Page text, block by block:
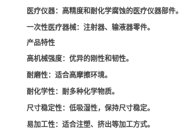
医疗仪器：高精度和耐化学腐蚀的医疗仪器部件。
一次性医疗器械：注射器、输液器零件。
产品特性
高机械强度：优异的刚性和韧性。
耐磨性：适合高摩擦环境。
耐化学性：耐多种化学物质。
尺寸稳定性：低吸湿性，保持尺寸稳定。
易加工性：适合注塑、挤出等加工方式。